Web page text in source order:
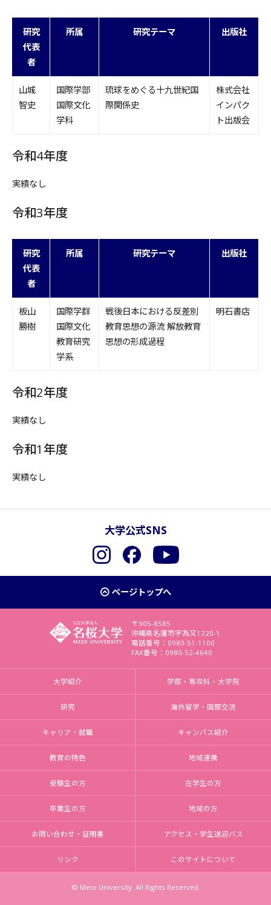
研究
代表
者
所属 研究テーマ 出版社
山城
智史
国際学部
国際文化
学科
琉球をめぐる十九世紀国
際関係史
株式会社
インパク
ト出版会
令和4年度
実績なし
令和3年度
研究
代表
者
所属 研究テーマ 出版社
板山
勝樹
国際学群
国際文化
教育研究
学系
戦後日本における反差別
教育思想の源流 解放教育
思想の形成過程
明石書店
令和2年度
実績なし
令和1年度
実績なし
大学公式SNS
InstagramFacebookYouTube
ページトップへ
〒905-8585
沖縄県名護市字為又1220-1
電話番号：0980-51-1100
FAX番号：0980-52-4640
大学紹介 学部・専攻科・大学院
研究 海外留学・国際交流
キャリア・就職 キャンパス紹介
教育の特色 地域連携
受験生の方 在学生の方
卒業生の方 地域の方
お問い合わせ・証明書 アクセス・学生送迎バス
リンク このサイトについて
© Meio University. All Rights Reserved.